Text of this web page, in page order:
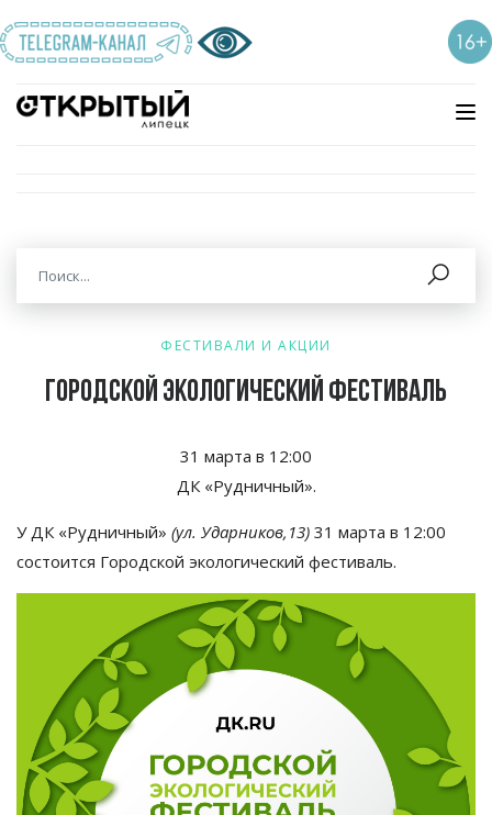
ФЕСТИВАЛИ И АКЦИИ
Городской экологический фестиваль
31 марта в 12:00
ДК «Рудничный».
У ДК «Рудничный» (ул. Ударников,13) 31 марта в 12:00
состоится Городской экологический фестиваль.